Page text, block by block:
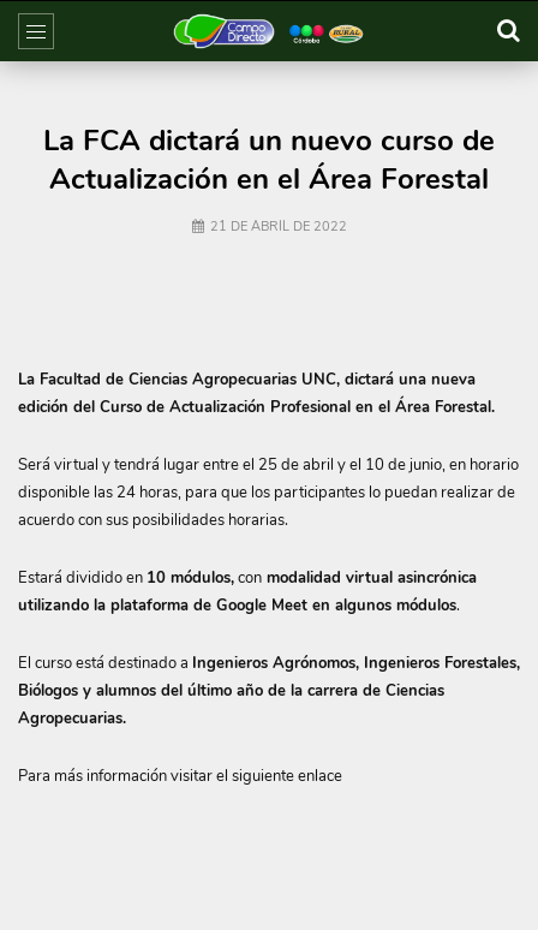
La FCA dictará un nuevo curso de
Actualización en el Área Forestal
21 DE ABRIL DE 2022
La Facultad de Ciencias Agropecuarias UNC, dictará una nueva
edición del Curso de Actualización Profesional en el Área Forestal.
Será virtual y tendrá lugar entre el 25 de abril y el 10 de junio, en horario
disponible las 24 horas, para que los participantes lo puedan realizar de
acuerdo con sus posibilidades horarias.
Estará dividido en 10 módulos,con modalidad virtual asincrónica
utilizando la plataforma de Google Meet en algunos módulos.
El curso está destinado a Ingenieros Agrónomos, Ingenieros Forestales,
Biólogos y alumnos del último año de la carrera de Ciencias
Agropecuarias.
Para más información visitar el siguiente enlace